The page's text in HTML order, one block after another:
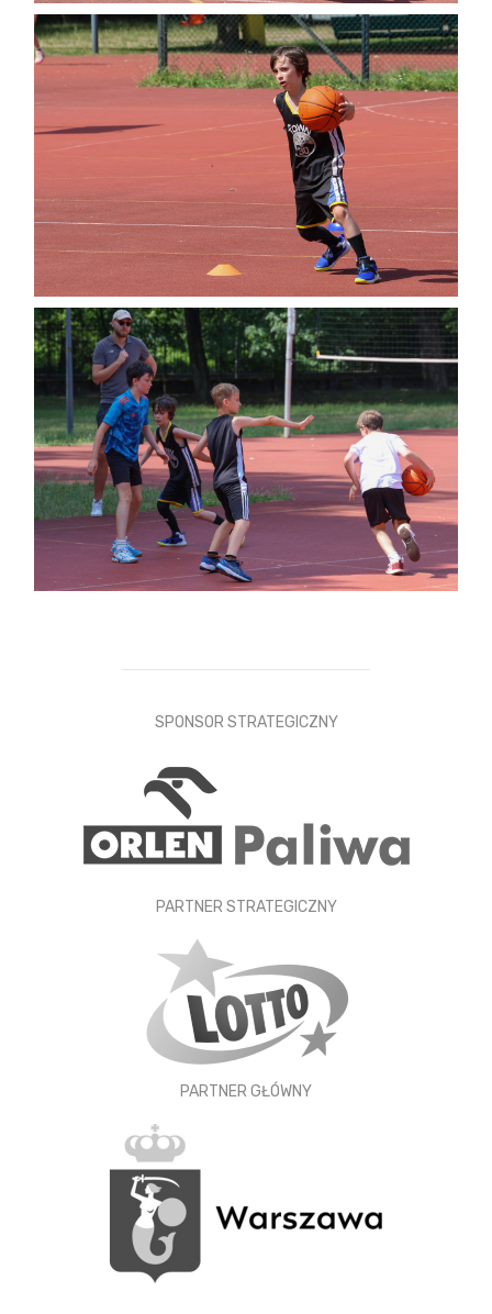
SPONSOR STRATEGICZNY
PARTNER STRATEGICZNY
PARTNER GŁÓWNY